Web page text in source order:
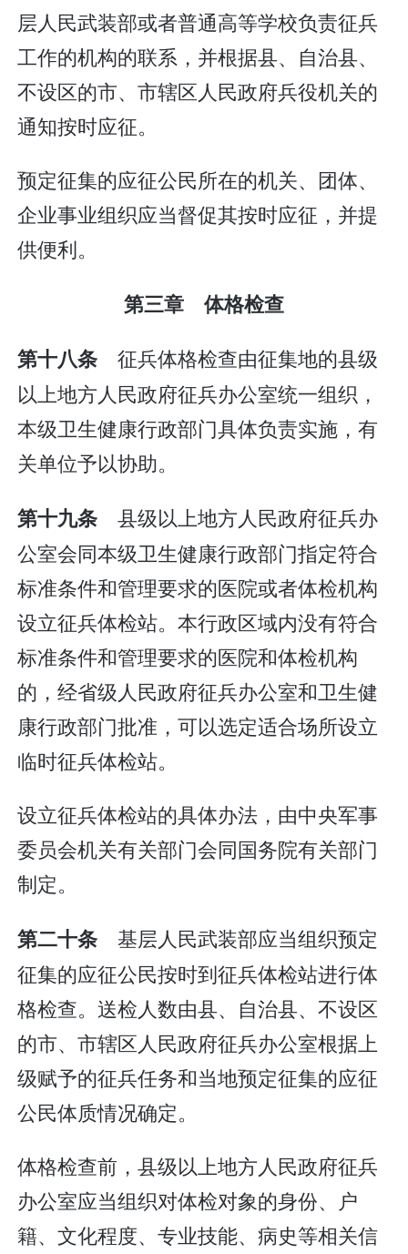
层人民武装部或者普通高等学校负责征兵
工作的机构的联系，并根据县、自治县、
不设区的市、市辖区人民政府兵役机关的
通知按时应征。
预定征集的应征公民所在的机关、团体、
企业事业组织应当督促其按时应征，并提
供便利。
第三章 体格检查
第十八条 征兵体格检查由征集地的县级
以上地方人民政府征兵办公室统一组织，
本级卫生健康行政部门具体负责实施，有
关单位予以协助。
第十九条 县级以上地方人民政府征兵办
公室会同本级卫生健康行政部门指定符合
标准条件和管理要求的医院或者体检机构
设立征兵体检站。本行政区域内没有符合
标准条件和管理要求的医院和体检机构
的，经省级人民政府征兵办公室和卫生健
康行政部门批准，可以选定适合场所设立
临时征兵体检站。
设立征兵体检站的具体办法，由中央军事
委员会机关有关部门会同国务院有关部门
制定。
第二十条 基层人民武装部应当组织预定
征集的应征公民按时到征兵体检站进行体
格检查。送检人数由县、自治县、不设区
的市、市辖区人民政府征兵办公室根据上
级赋予的征兵任务和当地预定征集的应征
公民体质情况确定。
体格检查前，县级以上地方人民政府征兵
办公室应当组织对体检对象的身份、户
籍、文化程度、专业技能、病史等相关信